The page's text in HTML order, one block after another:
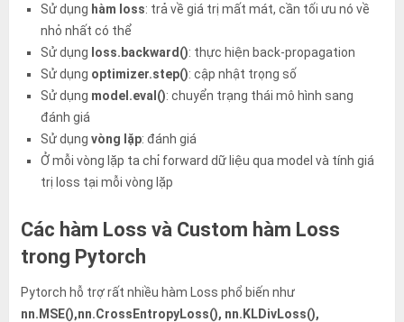
Sử dụng hàm loss: trả về giá trị mất mát, cần tối ưu nó về
nhỏ nhất có thể
Sử dụng loss.backward(): thực hiện back-propagation
Sử dụng optimizer.step(): cập nhật trọng số
Sử dụng model.eval(): chuyển trạng thái mô hình sang
đánh giá
Sử dụngvòng lặp: đánh giá
Ở mỗi vòng lặp ta chỉ forward dữ liệu qua model và tính giá
trị loss tại mỗi vòng lặp
Các hàm Loss và Custom hàm Loss
trong Pytorch
Pytorch hỗ trợ rất nhiều hàm Loss phổ biến như
nn.MSE(),nn.CrossEntropyLoss(), nn.KLDivLoss(),